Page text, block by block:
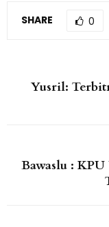
SHARE 0
Yusril:
Bawaslu :